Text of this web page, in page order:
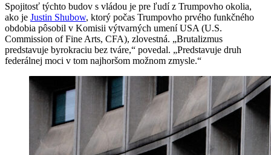
Spojitosť týchto budov s vládou je pre ľudí z Trumpovho okolia,
ako je Justin Shubow, ktorý počas Trumpovho prvého funkčného
obdobia pôsobil v Komisii výtvarných umení USA (U.S.
Commission of Fine Arts, CFA), zlovestná. „Brutalizmus
predstavuje byrokraciu bez tváre,“ povedal. „Predstavuje druh
federálnej moci v tom najhoršom možnom zmysle.“